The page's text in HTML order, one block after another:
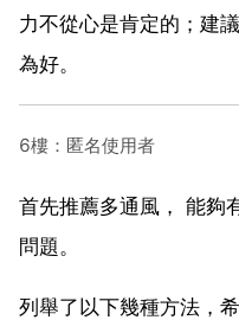
力不從心是肯定的；建
為好。
6樓：匿名使用者
首先推薦多通風， 能夠
問題。
列舉了以下幾種方法，